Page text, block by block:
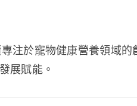
注於寵物健康營養領域的
展賦能。